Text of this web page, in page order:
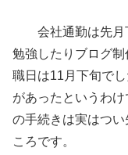
会社通勤は先月
勉強したりブログ
職日は11月下旬で
があったというわ
の手続きは実はつ
ころです。